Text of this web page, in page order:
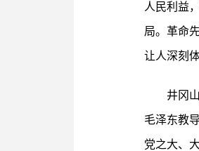
人民利益
局。革命
让人深刻
井冈
毛泽东教
党之大、